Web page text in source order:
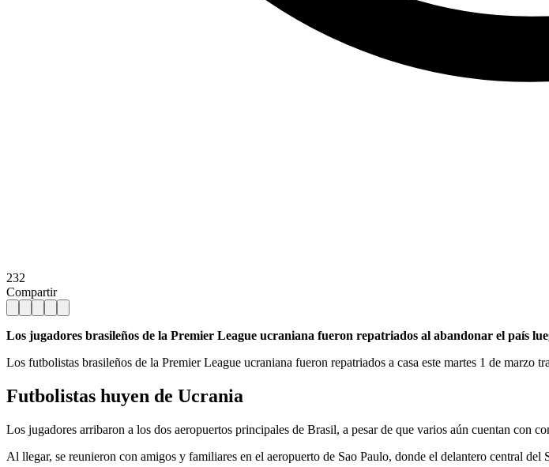
232
Compartir
Los jugadores brasileños de la Premier League ucraniana fueron repatriados al abandonar el país
Los futbolistas brasileños de la Premier League ucraniana fueron repatriados a casa este martes 1 de marzo
Futbolistas huyen de Ucrania
Los jugadores arribaron a los dos aeropuertos principales de Brasil, a pesar de que varios aún cuentan con
Al llegar, se reunieron con amigos y familiares en el aeropuerto de Sao Paulo, donde el delantero central